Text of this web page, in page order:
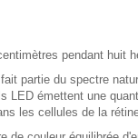
pendant huit
fait partie du spectre
LED émettent une
les cellules de la